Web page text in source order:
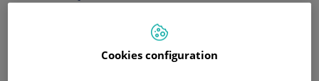
Cookies configuration